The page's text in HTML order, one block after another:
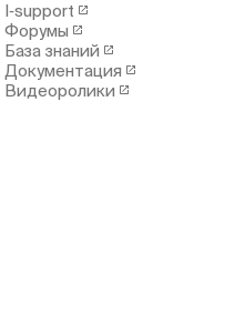
I‑support
Форумы
База знаний
Документация
Видеоролики